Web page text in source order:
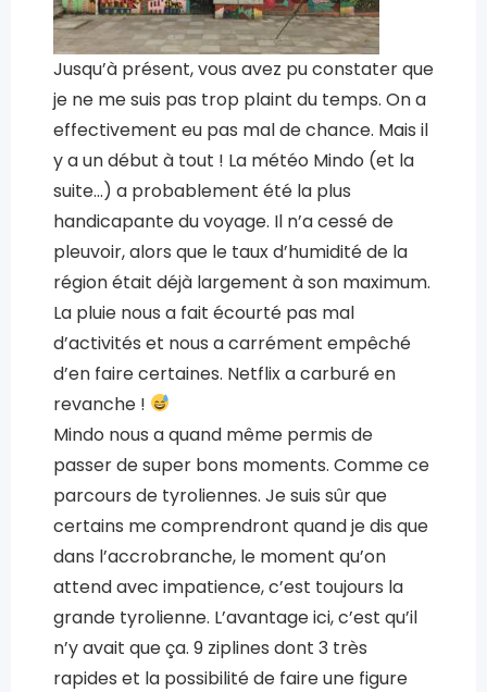
Jusqu’à présent, vous avez pu constater que
je ne me suis pas trop plaint du temps. On a
effectivement eu pas mal de chance. Mais il
y a un début à tout ! La météo Mindo (et la
suite…) a probablement été la plus
handicapante du voyage. Il n’a cessé de
pleuvoir, alors que le taux d’humidité de la
région était déjà largement à son maximum.
La pluie nous a fait écourté pas mal
d’activités et nous a carrément empêché
d’en faire certaines. Netflix a carburé en
revanche !
Mindo nous a quand même permis de
passer de super bons moments. Comme ce
parcours de tyroliennes. Je suis sûr que
certains me comprendront quand je dis que
dans l’accrobranche, le moment qu’on
attend avec impatience, c’est toujours la
grande tyrolienne. L’avantage ici, c’est qu’il
n’y avait que ça. 9 ziplines dont 3 très
rapides et la possibilité de faire une figure